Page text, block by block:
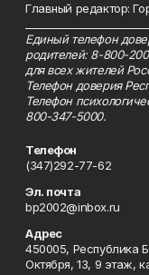
Главный редактор:
Единый телефон
родителей: 8-800-
для всех жителей
Телефон доверия
Телефон
800-347-5000.
Телефон
(347)292-77-62
Эл. почта
bp2002@inbox.ru
Адрес
450005, Республика
Октября, 13, 9 этаж,